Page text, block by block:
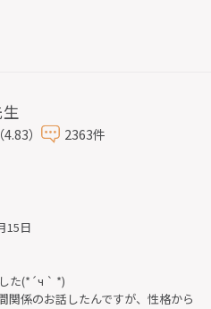
） 2363件
15日
た(*´ч ` *)
関係のお話したんですが、性格から